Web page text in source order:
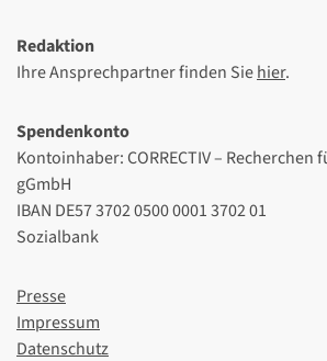
Redaktion
Ihre Ansprechpartner finden Siehier.
Spendenkonto
Kontoinhaber: CORRECTIV – Recherchen
gGmbH
IBAN DE57 3702 0500 0001 3702 01
Sozialbank
Presse
Impressum
Datenschutz